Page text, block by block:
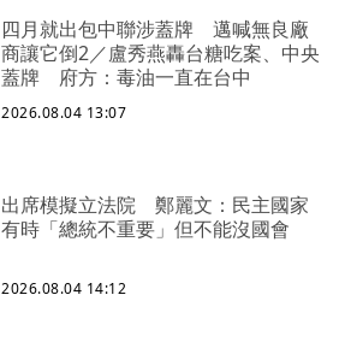
四月就出包中聯涉蓋牌 邁喊無良廠
商讓它倒2／盧秀燕轟台糖吃案、中央
蓋牌 府方：毒油一直在台中
2026.08.04 13:07
出席模擬立法院 鄭麗文：民主國家
有時「總統不重要」但不能沒國會
2026.08.04 14:12